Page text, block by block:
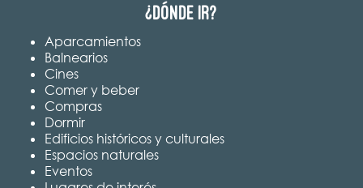
¿Dónde ir?
Aparcamientos
Balnearios
Cines
Comer y beber
Compras
Dormir
Edificios históricos y culturales
Espacios naturales
Eventos